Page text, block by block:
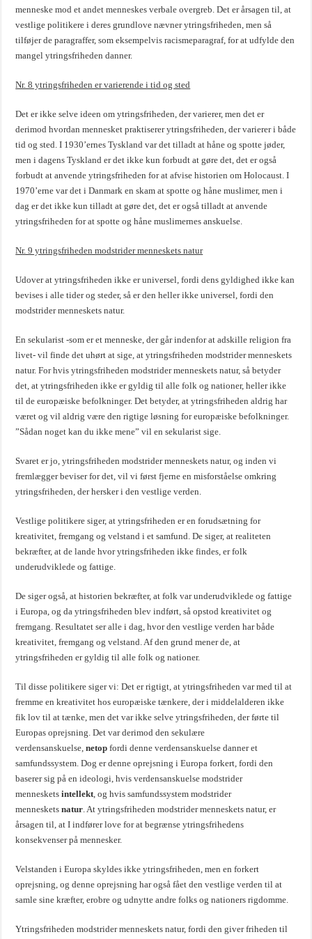
menneske mod et andet menneskes verbale overgreb. Det er årsagen til, at
vestlige politikere i deres grundlove nævner ytringsfriheden, men så
tilføjer de paragraffer, som eksempelvis racismeparagraf, for at udfylde den
mangel ytringsfriheden danner.
Nr. 8 ytringsfriheden er varierende i tid og sted
Det er ikke selve ideen om ytringsfriheden, der varierer, men det er
derimod hvordan mennesket praktiserer ytringsfriheden, der varierer i både
tid og sted. I 1930’ernes Tyskland var det tilladt at håne og spotte jøder,
men i dagens Tyskland er det ikke kun forbudt at gøre det, det er også
forbudt at anvende ytringsfriheden for at afvise historien om Holocaust. I
1970’erne var det i Danmark en skam at spotte og håne muslimer, men i
dag er det ikke kun tilladt at gøre det, det er også tilladt at anvende
ytringsfriheden for at spotte og håne muslimernes anskuelse.
Nr. 9 ytringsfriheden modstrider menneskets natur
Udover at ytringsfriheden ikke er universel, fordi dens gyldighed ikke kan
bevises i alle tider og steder, så er den heller ikke universel, fordi den
modstrider menneskets natur.
En sekularist -som er et menneske, der går indenfor at adskille religion fra
livet- vil finde det uhørt at sige, at ytringsfriheden modstrider menneskets
natur. For hvis ytringsfriheden modstrider menneskets natur, så betyder
det, at ytringsfriheden ikke er gyldig til alle folk og nationer, heller ikke
til de europæiske befolkninger. Det betyder, at ytringsfriheden aldrig har
været og vil aldrig være den rigtige løsning for europæiske befolkninger.
”Sådan noget kan du ikke mene” vil en sekularist sige.
Svaret er jo, ytringsfriheden modstrider menneskets natur, og inden vi
fremlægger beviser for det, vil vi først fjerne en misforståelse omkring
ytringsfriheden, der hersker i den vestlige verden.
Vestlige politikere siger, at ytringsfriheden er en forudsætning for
kreativitet, fremgang og velstand i et samfund. De siger, at realiteten
bekræfter, at de lande hvor ytringsfriheden ikke findes, er folk
underudviklede og fattige.
De siger også, at historien bekræfter, at folk var underudviklede og fattige
i Europa, og da ytringsfriheden blev indført, så opstod kreativitet og
fremgang. Resultatet ser alle i dag, hvor den vestlige verden har både
kreativitet, fremgang og velstand. Af den grund mener de, at
ytringsfriheden er gyldig til alle folk og nationer.
Til disse politikere siger vi: Det er rigtigt, at ytringsfriheden var med til at
fremme en kreativitet hos europæiske tænkere, der i middelalderen ikke
fik lov til at tænke, men det var ikke selve ytringsfriheden, der førte til
Europas oprejsning. Det var derimod den sekulære
verdensanskuelse,netop fordi denne verdensanskuelse danner et
samfundssystem. Dog er denne oprejsning i Europa forkert, fordi den
baserer sig på en ideologi, hvis verdensanskuelse modstrider
mennesketsintellekt , og hvis samfundssystem modstrider
mennesketsnatur . At ytringsfriheden modstrider menneskets natur, er
årsagen til, at I indfører love for at begrænse ytringsfrihedens
konsekvenser på mennesker.
Velstanden i Europa skyldes ikke ytringsfriheden, men en forkert
oprejsning, og denne oprejsning har også fået den vestlige verden til at
samle sine kræfter, erobre og udnytte andre folks og nationers rigdomme.
Ytringsfriheden modstrider menneskets natur, fordi den giver friheden til